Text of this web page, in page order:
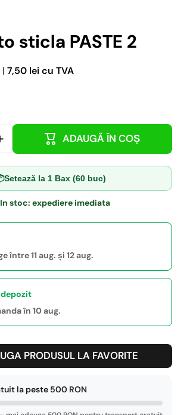
sticla PASTE 2
| 7,50 lei cu TVA
ADAUGĂ ÎN COȘ
Setează la 1 Bax (60 buc)
In stoc: expediere imediata
între 11 aug. și 12 aug.
în 10 aug.
PRODUSUL LA FAVORITE
la peste 500 RON